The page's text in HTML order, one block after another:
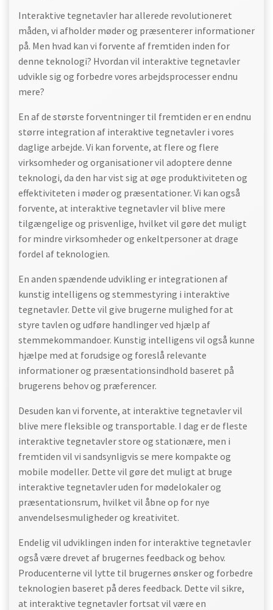
Interaktive tegnetavler har allerede revolutioneret
måden, vi afholder møder og præsenterer informationer
på. Men hvad kan vi forvente af fremtiden inden for
denne teknologi? Hvordan vil interaktive tegnetavler
udvikle sig og forbedre vores arbejdsprocesser endnu
mere?
En af de største forventninger til fremtiden er en endnu
større integration af interaktive tegnetavler i vores
daglige arbejde. Vi kan forvente, at flere og flere
virksomheder og organisationer vil adoptere denne
teknologi, da den har vist sig at øge produktiviteten og
effektiviteten i møder og præsentationer. Vi kan også
forvente, at interaktive tegnetavler vil blive mere
tilgængelige og prisvenlige, hvilket vil gøre det muligt
for mindre virksomheder og enkeltpersoner at drage
fordel af teknologien.
En anden spændende udvikling er integrationen af
kunstig intelligens og stemmestyring i interaktive
tegnetavler. Dette vil give brugerne mulighed for at
styre tavlen og udføre handlinger ved hjælp af
stemmekommandoer. Kunstig intelligens vil også kunne
hjælpe med at forudsige og foreslå relevante
informationer og præsentationsindhold baseret på
brugerens behov og præferencer.
Desuden kan vi forvente, at interaktive tegnetavler vil
blive mere fleksible og transportable. I dag er de fleste
interaktive tegnetavler store og stationære, men i
fremtiden vil vi sandsynligvis se mere kompakte og
mobile modeller. Dette vil gøre det muligt at bruge
interaktive tegnetavler uden for mødelokaler og
præsentationsrum, hvilket vil åbne op for nye
anvendelsesmuligheder og kreativitet.
Endelig vil udviklingen inden for interaktive tegnetavler
også være drevet af brugernes feedback og behov.
Producenterne vil lytte til brugernes ønsker og forbedre
teknologien baseret på deres feedback. Dette vil sikre,
at interaktive tegnetavler fortsat vil være en